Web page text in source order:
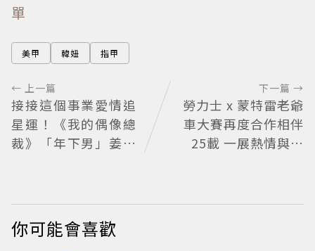
單
美甲 韓妞 指甲
← 上一篇
接接這個事業愛情追
星運！《我的偶像總
裁》「年下男」姜勳
下一篇 →
勞力士 x 蒙特雷老爺
車大賽再度合作相伴
25載 一展熱情與夢
你可能會喜歡